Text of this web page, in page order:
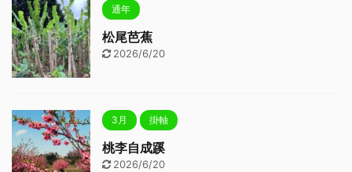
通年
松尾芭蕉
2026/6/20
3月 掛軸
桃李自成蹊
2026/6/20